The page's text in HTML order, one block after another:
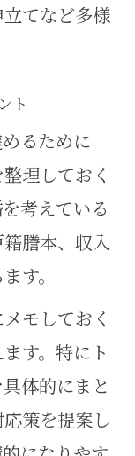
を客観的
う役割と
得られる
件の連携
てなど多様
ト
るために
理しておく
考えている
謄本、収入
す。
モしておく
す。特にト
体的にまと
策を提案し